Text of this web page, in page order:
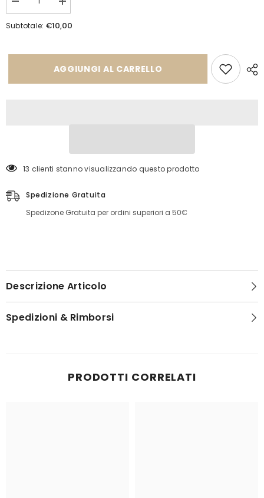
Diminuisci
quantità
per
Aumenta
quantità
per
Subtotale: €10,00
AGGIUNGI AL CARRELLO
13 clienti stanno visualizzando questo prodotto
Spedizione Gratuita
Spedizone Gratuita per ordini superiori a 50€
Descrizione Articolo
Spedizioni & Rimborsi
PRODOTTI CORRELATI